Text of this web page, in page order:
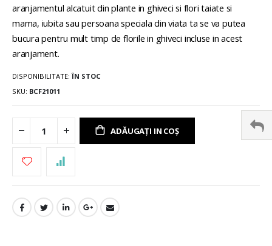
aranjamentul alcatuit din plante in ghiveci si flori taiate si
mama, iubita sau persoana speciala din viata ta se va putea
bucura pentru mult timp de florile in ghiveci incluse in acest
aranjament.
DISPONIBILITATE: ÎN STOC
SKU BCF21011
ADĂUGAȚI IN COȘ